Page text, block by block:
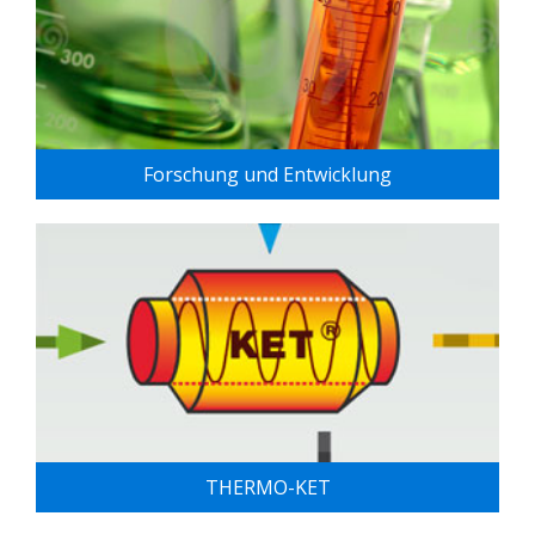
Forschung und Entwicklung
THERMO-KET